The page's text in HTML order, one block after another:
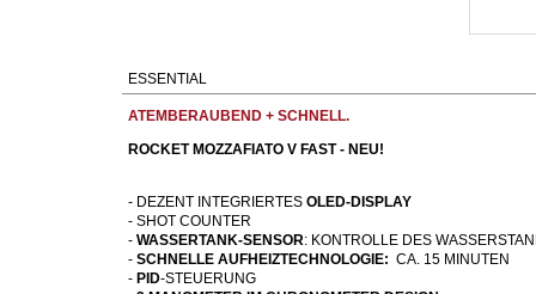
ESSENTIAL
ATEMBERAUBEND + SCHNELL.
ROCKET MOZZAFIATO V FAST - NEU!
- DEZENT INTEGRIERTES OLED-DISPLAY
- SHOT COUNTER
- WASSERTANK-SENSOR: KONTROLLE DES
- SCHNELLE AUFHEIZTECHNOLOGIE: CA. 15 MINUTEN
- PID-STEUERUNG